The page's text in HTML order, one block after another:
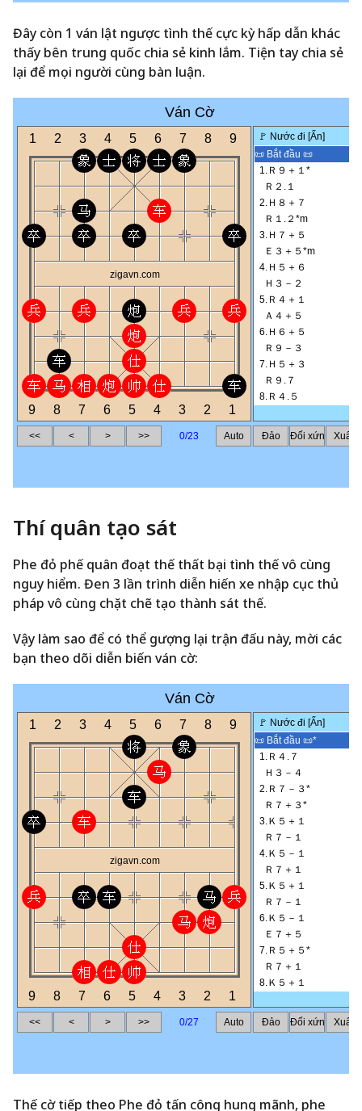
Đây còn 1 ván lật ngược tình thế cực kỳ hấp dẫn khác
thấy bên trung quốc chia sẻ kinh lắm. Tiện tay chia sẻ
lại để mọi người cùng bàn luận.
Thí quân tạo sát
Phe đỏ phế quân đoạt thế thất bại tình thế vô cùng
nguy hiểm. Đen 3 lần trình diễn hiến xe nhập cục thủ
pháp vô cùng chặt chẽ tạo thành sát thế.
Vậy làm sao để có thể gượng lại trận đấu này, mời các
bạn theo dõi diễn biến ván cờ:
Thế cờ tiếp theo Phe đỏ tấn công hung mãnh, phe